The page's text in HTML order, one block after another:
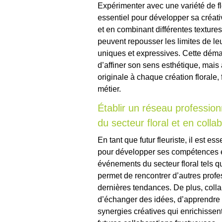
Expérimenter avec une variété de
essentiel pour développer sa
et en combinant différentes
peuvent repousser les limites de
uniques et expressives. Cette
d’affiner son sens esthétique,
originale à chaque création
métier.
Établir un réseau
du secteur floral et en
En tant que futur fleuriste, il est
pour développer ses
événements du secteur floral tels
permet de rencontrer d’autres
dernières tendances. De plus,
d’échanger des idées,
synergies créatives qui